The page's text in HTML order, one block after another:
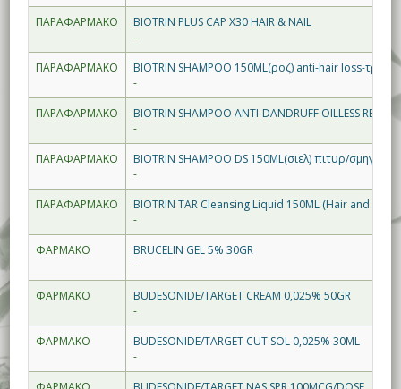
ΠΑΡΑΦΑΡΜΑΚΟ
BIOTRIN PLUS CAP X30 HAIR & NAIL
-
ΠΑΡΑΦΑΡΜΑΚΟ
BIOTRIN SHAMPOO 150ML(ροζ) anti-hair loss-
-
ΠΑΡΑΦΑΡΜΑΚΟ
BIOTRIN SHAMPOO ANTI-DANDRUFF OILLESS
-
ΠΑΡΑΦΑΡΜΑΚΟ
BIOTRIN SHAMPOO DS 150ML(σιελ) πιτυρ/σμηγμ/
-
ΠΑΡΑΦΑΡΜΑΚΟ
BIOTRIN TAR Cleansing Liquid 150ML (Hair and
-
ΦΑΡΜΑΚΟ
BRUCELIN GEL 5% 30GR
-
ΦΑΡΜΑΚΟ
BUDESONIDE/TARGET CREAM 0,025% 50GR
-
ΦΑΡΜΑΚΟ
BUDESONIDE/TARGET CUT SOL 0,025% 30ML
-